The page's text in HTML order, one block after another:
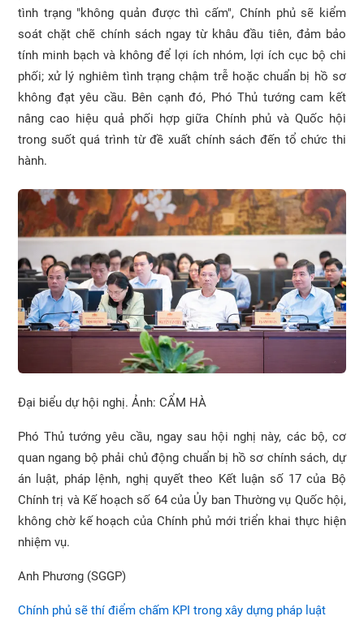
tình trạng "không quản được thì cấm", Chính phủ sẽ kiểm
soát chặt chẽ chính sách ngay từ khâu đầu tiên, đảm bảo
tính minh bạch và không để lợi ích nhóm, lợi ích cục bộ chi
phối; xử lý nghiêm tình trạng chậm trễ hoặc chuẩn bị hồ sơ
không đạt yêu cầu. Bên cạnh đó, Phó Thủ tướng cam kết
nâng cao hiệu quả phối hợp giữa Chính phủ và Quốc hội
trong suốt quá trình từ đề xuất chính sách đến tổ chức thi
hành.
Đại biểu dự hội nghị. Ảnh: CẨM HÀ
Phó Thủ tướng yêu cầu, ngay sau hội nghị này, các bộ, cơ
quan ngang bộ phải chủ động chuẩn bị hồ sơ chính sách, dự
án luật, pháp lệnh, nghị quyết theo Kết luận số 17 của Bộ
Chính trị và Kế hoạch số 64 của Ủy ban Thường vụ Quốc hội,
không chờ kế hoạch của Chính phủ mới triển khai thực hiện
nhiệm vụ.
Anh Phương (SGGP)
Chính phủ sẽ thí điểm chấm KPI trong xây dựng pháp luật